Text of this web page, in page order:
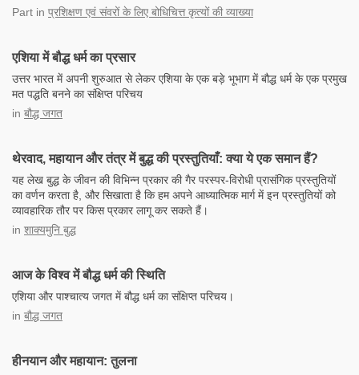
Part in प्रशिक्षण एवं संवरों के लिए बोधिचित्त कृत्यों की व्याख्या
एशिया में बौद्ध धर्म का प्रसार
उत्तर भारत में अपनी शुरुआत से लेकर एशिया के एक बड़े भूभाग में बौद्ध धर्म के एक प्रमुख
मत पद्धति बनने का संक्षिप्त परिचय
in बौद्ध जगत
थेरवाद, महायान और तंत्र में बुद्ध की प्रस्तुतियाँ: क्या ये एक समान हैं?
यह लेख बुद्ध के जीवन की विभिन्न प्रकार की गैर परस्पर-विरोधी प्रासंगिक प्रस्तुतियों
का वर्णन करता है, और सिखाता है कि हम अपने आध्यात्मिक मार्ग में इन प्रस्तुतियों को
व्यावहारिक तौर पर किस प्रकार लागू कर सकते हैं।
in शाक्यमुनि बुद्ध
आज के विश्व में बौद्ध धर्म की स्थिति
एशिया और पाश्चात्य जगत में बौद्ध धर्म का संक्षिप्त परिचय।
in बौद्ध जगत
हीनयान और महायान: तुलना